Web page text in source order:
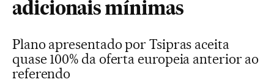
adicionais mínimas
Plano apresentado por Tsipras aceita
quase 100% da oferta europeia anterior ao
referendo